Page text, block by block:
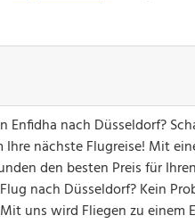
nach Düsseldorf?
nächste Flugreise! Mit
den besten Preis für
nach Düsseldorf? Kein
uns wird Fliegen zu einem